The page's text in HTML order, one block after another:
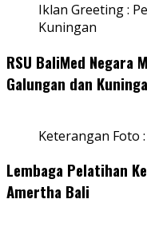
Iklan Greeting :
Kuningan
RSU BaliMed Negara
Galungan dan
Keterangan Foto
Lembaga Pelatihan
Amertha Bali